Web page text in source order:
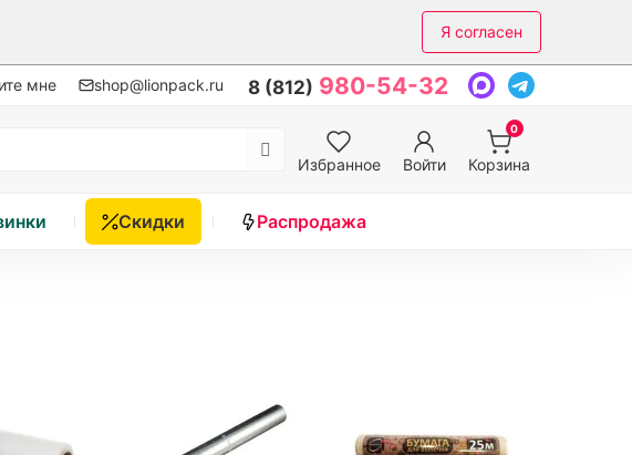
Я согласен
мне shop@lionpack.ru 8 (812) 980-54-32
Избранное Войти
0
Корзина
Скидки Распродажа